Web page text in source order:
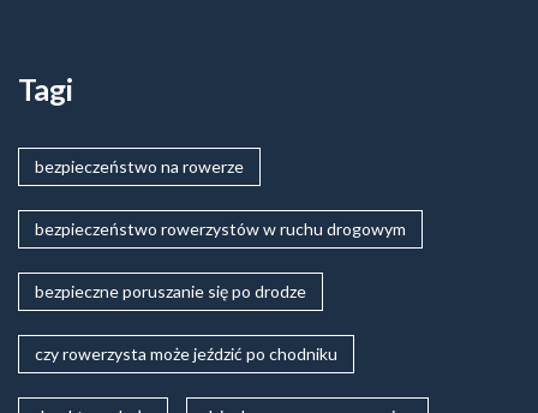
Tagi
bezpieczeństwo na rowerze
bezpieczeństwo rowerzystów w ruchu drogowym
bezpieczne poruszanie się po drodze
czy rowerzysta może jeździć po chodniku